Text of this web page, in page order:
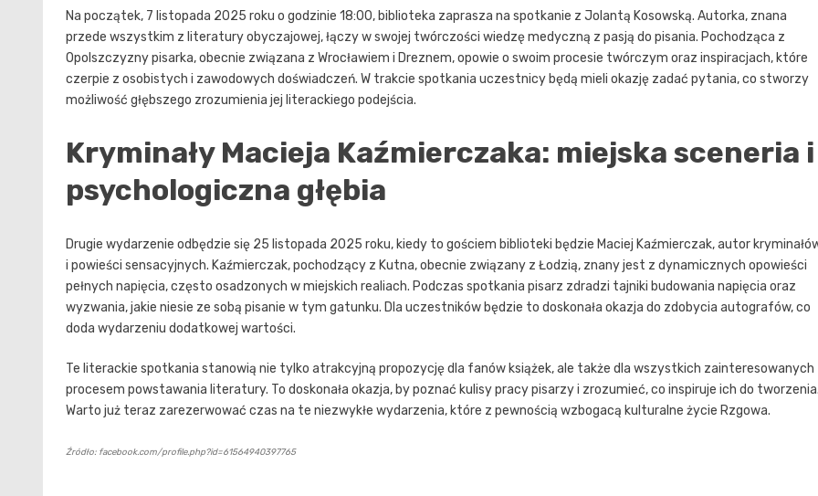
Na początek, 7 listopada 2025 roku o godzinie 18:00, biblioteka zaprasza na spotkanie z Jolantą Kosowską. Autorka, znana
przede wszystkim z literatury obyczajowej, łączy w swojej twórczości wiedzę medyczną z pasją do pisania. Pochodząca z
Opolszczyzny pisarka, obecnie związana z Wrocławiem i Dreznem, opowie o swoim procesie twórczym oraz inspiracjach, które
czerpie z osobistych i zawodowych doświadczeń. W trakcie spotkania uczestnicy będą mieli okazję zadać pytania, co stworzy
możliwość głębszego zrozumienia jej literackiego podejścia.
Kryminały Macieja Kaźmierczaka: miejska sceneria i
psychologiczna głębia
Drugie wydarzenie odbędzie się 25 listopada 2025 roku, kiedy to gościem biblioteki będzie Maciej Kaźmierczak, autor
i powieści sensacyjnych. Kaźmierczak, pochodzący z Kutna, obecnie związany z Łodzią, znany jest z dynamicznych opowieści
pełnych napięcia, często osadzonych w miejskich realiach. Podczas spotkania pisarz zdradzi tajniki budowania napięcia oraz
wyzwania, jakie niesie ze sobą pisanie w tym gatunku. Dla uczestników będzie to doskonała okazja do zdobycia autografów, co
doda wydarzeniu dodatkowej wartości.
Te literackie spotkania stanowią nie tylko atrakcyjną propozycję dla fanów książek, ale także dla wszystkich zainteresowanych
procesem powstawania literatury. To doskonała okazja, by poznać kulisy pracy pisarzy i zrozumieć, co inspiruje ich do tworzenia.
Warto już teraz zarezerwować czas na te niezwykłe wydarzenia, które z pewnością wzbogacą kulturalne życie Rzgowa.
Źródło: facebook.com/profile.php?id=61564940397765